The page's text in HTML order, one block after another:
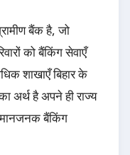
बैंक है, जो
को बैंकिंग सेवाएँ
शाखाएँ बिहार के
अर्थ है अपने ही राज्य
बैंकिंग